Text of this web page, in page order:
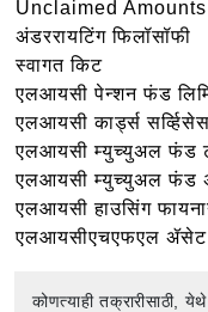
Unclaimed
अंडररायटिंग फिलॉसॉफी
स्वागत किट
एलआयसी पेन्शन फंड
एलआयसी कार्ड्स
एलआयसी म्युच्युअल फंड
एलआयसी म्युच्युअल फंड
एलआयसी हाउसिंग
एलआयसीएचएफएल ॲसेट
कोणत्याही तक्रारीसाठी,